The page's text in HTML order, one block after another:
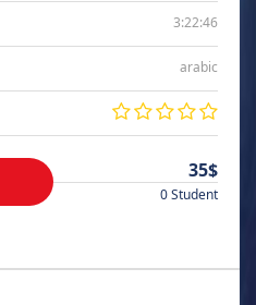
3:22:46
arabic
35$
0 Student